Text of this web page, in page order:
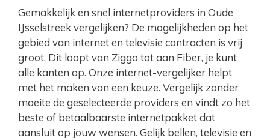
Gemakkelijk en snel internetproviders in Oude
IJsselstreek vergelijken? De mogelijkheden op het
gebied van internet en televisie contracten is vrij
groot. Dit loopt van Ziggo tot aan Fiber, je kunt
alle kanten op. Onze internet-vergelijker helpt
met het maken van een keuze. Vergelijk zonder
moeite de geselecteerde providers en vindt zo het
beste of betaalbaarste internetpakket dat
aansluit op jouw wensen. Gelijk bellen, televisie en